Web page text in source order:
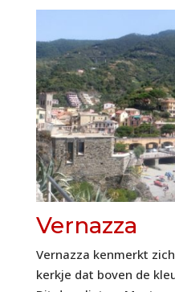
Vernazza
Vernazza kenmerkt
kerkje dat boven de